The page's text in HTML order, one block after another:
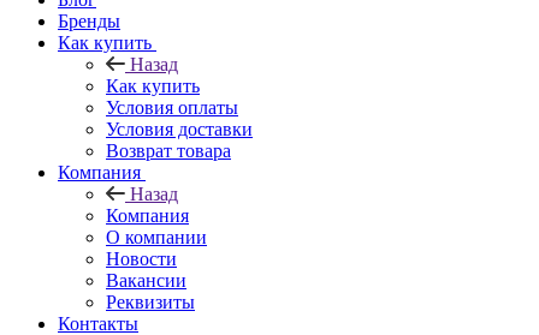
Бренды
Как купить
Назад
Как купить
Условия оплаты
Условия доставки
Возврат товара
Компания
Назад
Компания
О компании
Новости
Вакансии
Реквизиты
Контакты